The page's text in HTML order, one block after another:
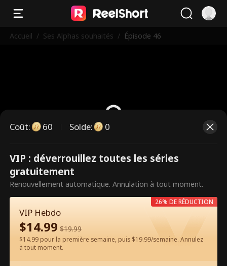
Accueil / Ses Alphas souhaités / Épisode 46
Ce sont des épisodes payants.
Débloquez pour regarder.
Regarder gratuitement sur l'App
Coût: 60 Solde: 0
VIP : déverrouillez toutes les séries
gratuitement
Renouvellement automatique. Annulation à tout moment.
VIP Hebdo
$14.99 $19.99
$14.99 pour la première semaine, puis $19.99/semaine. Annulez
à tout moment.
26% DE RÉDUCTION